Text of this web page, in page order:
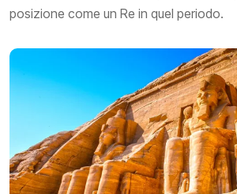
posizione come un Re in quel periodo.